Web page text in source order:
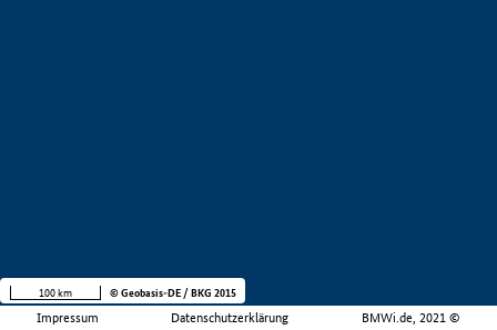
Impressum Datenschutzerklärung BMWi.de, 2021 ©
100 km © Geobasis-DE / BKG 2015